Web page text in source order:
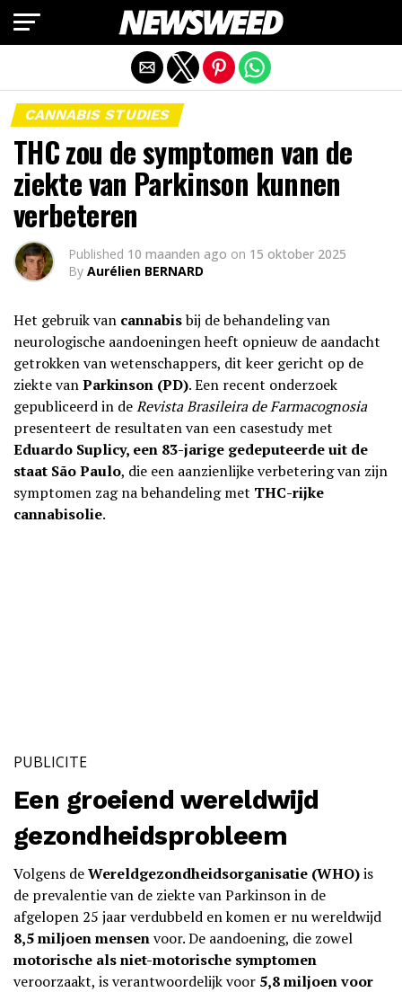
CANNABIS STUDIES
THC zou de symptomen van de
ziekte van Parkinson kunnen
verbeteren
Published 10 maanden ago on 15 oktober 2025
By Aurélien BERNARD
Het gebruik van cannabisbij de behandeling van
neurologische aandoeningen heeft opnieuw de aandacht
getrokken van wetenschappers, dit keer gericht op de
ziekte vanParkinson (PD). Een recent onderzoek
gepubliceerd in deRevista Brasileira de Farmacognosia
presenteert de resultaten van een casestudy met
Eduardo Suplicy, een 83-jarige gedeputeerde uit de
staat São Paulo, die een aanzienlijke verbetering van zijn
symptomen zag na behandeling met THC-rijke
cannabisolie.
PUBLICITE
Een groeiend wereldwijd
gezondheidsprobleem
Volgens deWereldgezondheidsorganisatie (WHO)is
de prevalentie van de ziekte van Parkinson in de
afgelopen 25 jaar verdubbeld en komen er nu wereldwijd
8,5 miljoen mensenvoor. De aandoening, die zowel
motorische als niet-motorische symptomen
veroorzaakt, is verantwoordelijk voor 5,8 miljoen voor
Mobiele versie afsluiten